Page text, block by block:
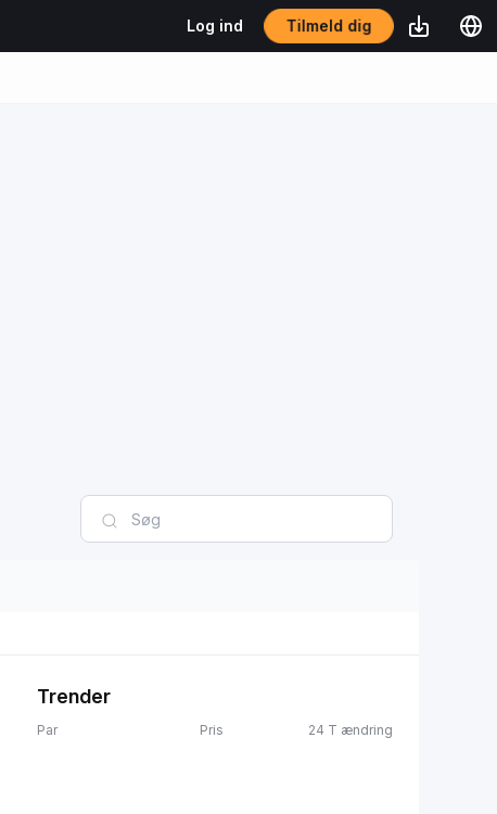
Log ind Tilmeld dig
Trender
Par Pris 24 T ændring